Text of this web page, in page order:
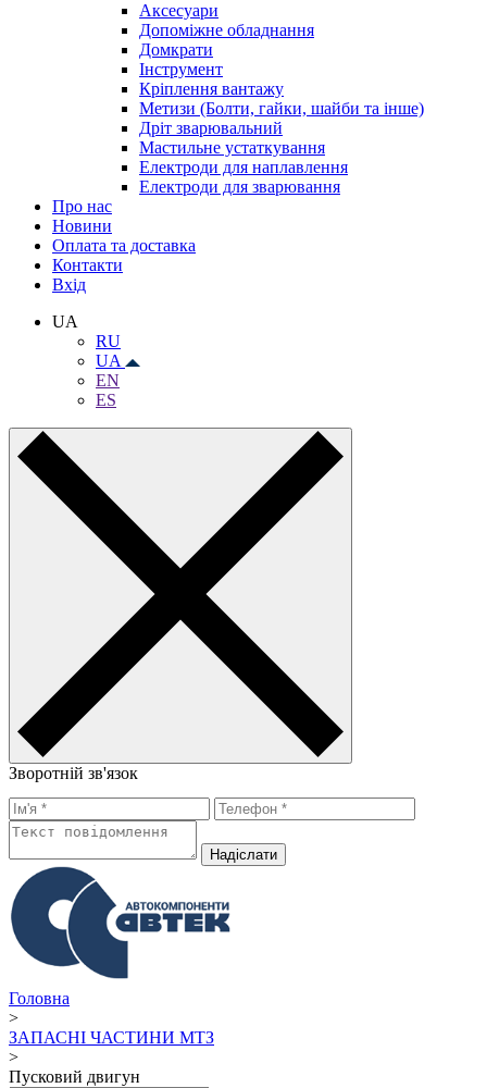
Аксесуари
Допоміжне обладнання
Домкрати
Інструмент
Кріплення вантажу
Метизи (Болти, гайки, шайби та інше)
Дріт зварювальний
Мастильне устаткування
Електроди для наплавлення
Електроди для зварювання
Про нас
Новини
Оплата та доставка
Контакти
Вхiд
UA
RU
UA
EN
ES
Зворотній зв'язок
Надiслати
Головна
>
ЗАПАСНІ ЧАСТИНИ МТЗ
>
Пусковий двигун